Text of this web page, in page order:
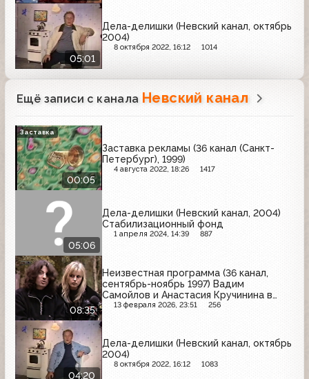
05:01
Дела-делишки (Невский канал, октябрь
2004)
8 октября 2022, 16:12 1014
Ещё записи с канала Невский канал
00:05
Заставка рекламы (36 канал (Санкт-
Петербург), 1999)
4 августа 2022, 18:26 1417
Заставка
05:06
Дела-делишки (Невский канал, 2004)
Стабилизационный фонд
1 апреля 2024, 14:39 887
08:35
Неизвестная программа (36 канал,
сентябрь-ноябрь 1997) Вадим
Самойлов и Анастасия Кручинина в
Питере
13 февраля 2026, 23:51 256
04:20
Дела-делишки (Невский канал, октябрь
2004)
8 октября 2022, 16:12 1083